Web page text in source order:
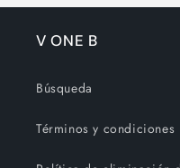
V ONE B
Búsqueda
Términos y condiciones